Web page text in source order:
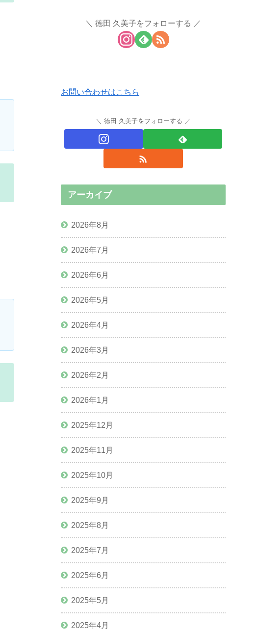
徳田 久美子をフォローする
お問い合わせはこちら
徳田 久美子をフォローする
アーカイブ
2026年8月
2026年7月
2026年6月
2026年5月
2026年4月
2026年3月
2026年2月
2026年1月
2025年12月
2025年11月
2025年10月
2025年9月
2025年8月
2025年7月
2025年6月
2025年5月
2025年4月